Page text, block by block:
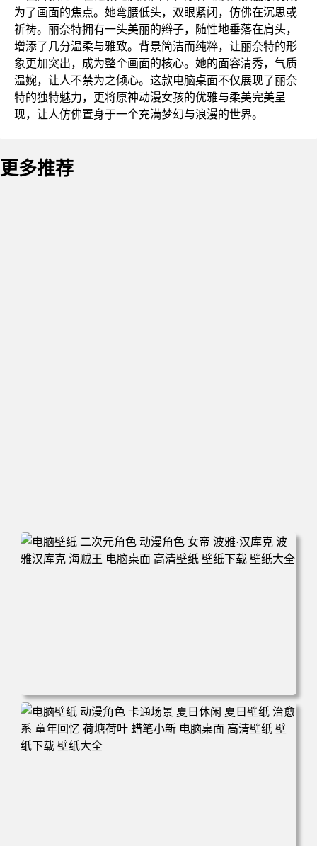
为了画面的焦点。她弯腰低头，双眼紧闭，仿佛在沉思或
祈祷。丽奈特拥有一头美丽的辫子，随性地垂落在肩头，
增添了几分温柔与雅致。背景简洁而纯粹，让丽奈特的形
象更加突出，成为整个画面的核心。她的面容清秀，气质
温婉，让人不禁为之倾心。这款电脑桌面不仅展现了丽奈
特的独特魅力，更将原神动漫女孩的优雅与柔美完美呈
现，让人仿佛置身于一个充满梦幻与浪漫的世界。
更多推荐
电脑壁纸 二次元角色 动漫角色 女帝 波雅·汉库克 波雅汉库
克 海贼王 电脑桌面 高清壁纸 壁纸下载 壁纸大全